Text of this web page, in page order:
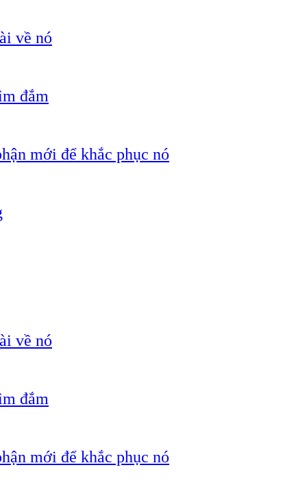
về nó
đắm
mới để khắc phục nó
về nó
đắm
mới để khắc phục nó